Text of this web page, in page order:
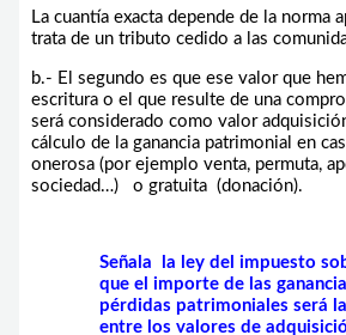
La cuantía exacta depende de la norma
trata de un tributo cedido a las
b.- El segundo es que ese valor que
escritura o el que resulte de una
será considerado como valor
cálculo de la ganancia patrimonial en
onerosa (por ejemplo venta, permuta,
sociedad…) o gratuita (donación).
Señala la ley del impuesto
que el importe de las
pérdidas patrimoniales será
entre los valores de